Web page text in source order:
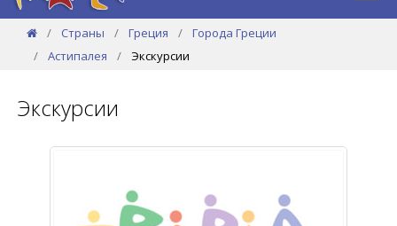
Страны Греция
Города Греции
Астипалея
Экскурсии
Экскурсии